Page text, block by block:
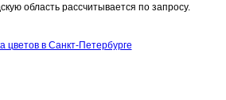
область рассчитывается по запросу.
цветов в Санкт-Петербурге